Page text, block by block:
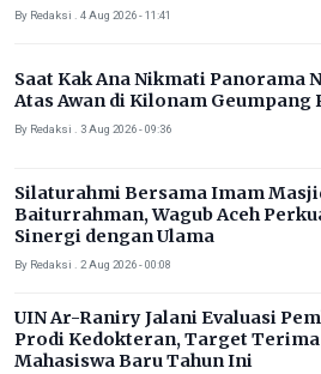
By Redaksi . 4 Aug 2026 - 11:41
Saat Kak Ana Nikmati Panorama
Atas Awan di Kilonam Geumpang
By Redaksi . 3 Aug 2026 - 09:36
Silaturahmi Bersama Imam
Baiturrahman, Wagub Aceh
Sinergi dengan Ulama
By Redaksi . 2 Aug 2026 - 00:08
UIN Ar-Raniry Jalani Evaluasi
Prodi Kedokteran, Target Terima
Mahasiswa Baru Tahun Ini